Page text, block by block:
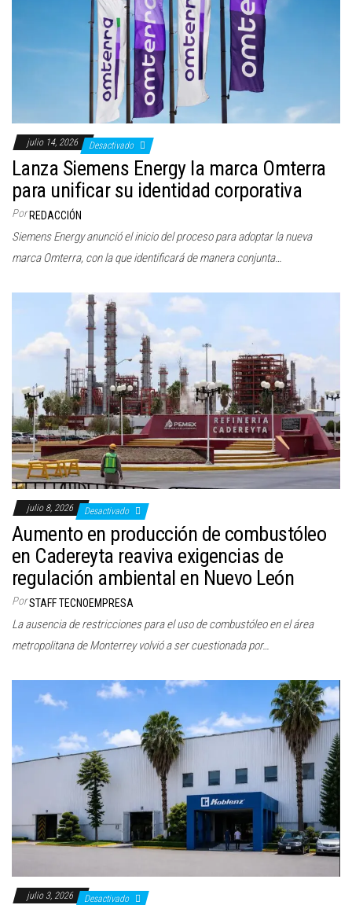
julio 14, 2026 Desactivado
Lanza Siemens Energy la marca Omterra
para unificar su identidad corporativa
Por REDACCIÓN
Siemens Energy anunció el inicio del proceso para adoptar la nueva
marca Omterra, con la que identificará de manera conjunta…
julio 8, 2026 Desactivado
Aumento en producción de combustóleo
en Cadereyta reaviva exigencias de
regulación ambiental en Nuevo León
PorSTAFF TECNOEMPRESA
La ausencia de restricciones para el uso de combustóleo en el área
metropolitana de Monterrey volvió a ser cuestionada por…
julio 3, 2026 Desactivado